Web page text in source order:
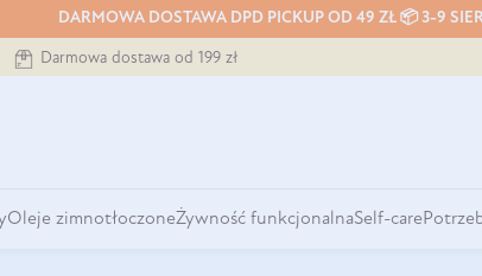
DARMOWA DOSTAWA DPD PICKUP OD 49 ZŁ 📦 3-9
Darmowa dostawa od 199 zł
Oleje zimnotłoczoneŻywność funkcjonalnaSelf-care